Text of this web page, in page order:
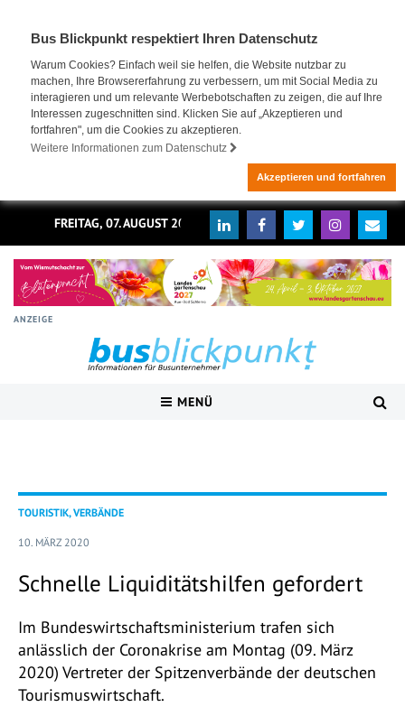
Bus Blickpunkt respektiert Ihren Datenschutz
Warum Cookies? Einfach weil sie helfen, die Website nutzbar zu
machen, Ihre Browsererfahrung zu verbessern, um mit Social Media zu
interagieren und um relevante Werbebotschaften zu zeigen, die auf Ihre
Interessen zugeschnitten sind. Klicken Sie auf „Akzeptieren und
fortfahren", um die Cookies zu akzeptieren.
Weitere Informationen zum Datenschutz
Akzeptieren und fortfahren
FREITAG, 07. AUGUST 2026
ANZEIGE
MENÜ
TOURISTIK, VERBÄNDE
10. MÄRZ 2020
Schnelle Liquiditätshilfen gefordert
Im Bundeswirtschaftsministerium trafen sich
anlässlich der Coronakrise am Montag (09. März
2020) Vertreter der Spitzenverbände der deutschen
Tourismuswirtschaft.